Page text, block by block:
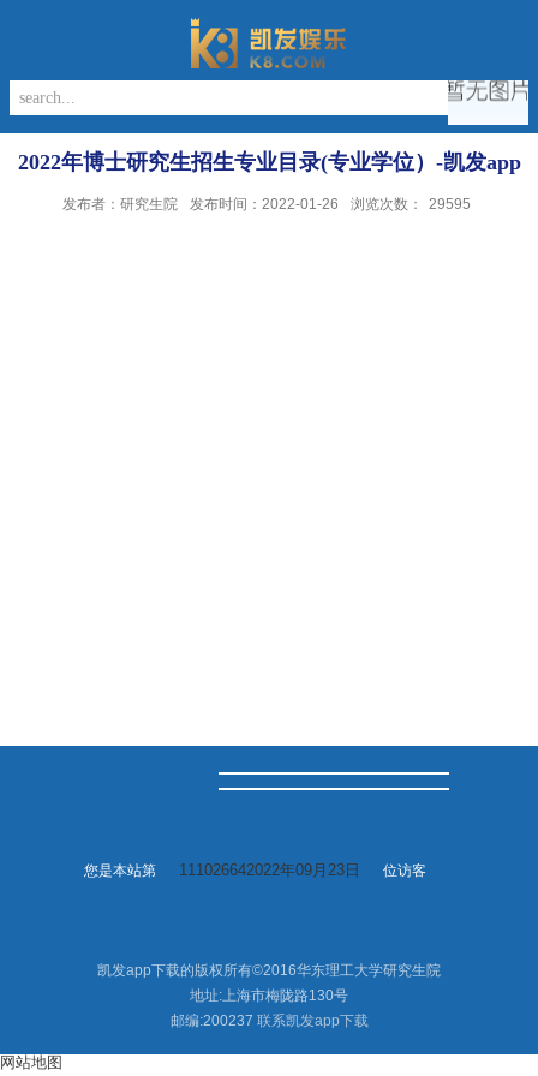
2022年博士研究生招生专业目录(专业学位）-凯发app
发布者：研究生院 发布时间：2022-01-26 浏览次数： 29595
您是本站第 111026642022年09月23日 位访客
凯发app下载的版权所有©2016华东理工大学研究生院
地址:上海市梅陇路130号
邮编:200237 联系凯发app下载
网站地图